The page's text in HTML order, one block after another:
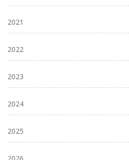
2021
2022
2023
2024
2025
2026